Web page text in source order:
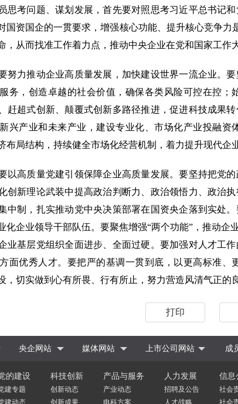
思考问题、谋划发展，首先要对照思考习近平总书记
国资国企的一贯要求，增强核心功能、提升核心竞争力
，从而找准工作着力点，推动中央企业在党和国家工作
力推动企业高质量发展，加快建设世界一流企业。要
务，创造卓越的社会价值，确保各类风险可控在控
赶超式创新、颠覆式创新多路径推进，促进科技成果
兴产业和未来产业，建设专业化、市场化产业投融
布局结构，持续健全市场化经营机制，着力提升现代企
高质量党建引领保障企业高质量发展。要坚持把党的
创新理论武装中提高政治判断力、政治领悟力、政治
中制，扎实推动党中央决策部署在国资央企落到实处
化企业领导干部队伍。要聚焦增强“两个功能”，推动
业基层党组织全面进步、全面过硬。要加强对人才工
面优秀人才。要把严的基调一贯到底，以更高标准
，切实做到心有所畏、行有所止，努力营造风清气正的
打印
央企网站 媒体网站 上市公司网站 成
的建设
建专题
建动态
科技创新
创新动态
创新成果
产品与服务
产业动态
电科方案
人力发展
招聘及公告
人才战略
信息
社会
社会